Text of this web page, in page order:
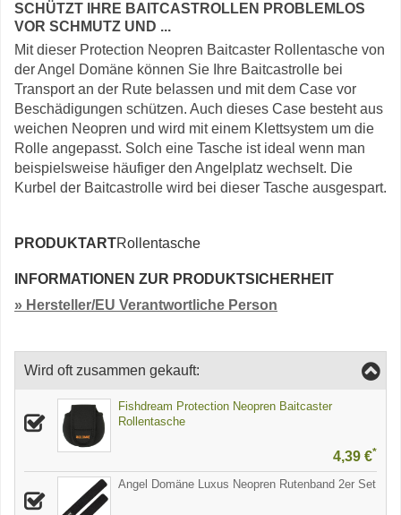
SCHÜTZT IHRE BAITCASTROLLEN PROBLEMLOS
VOR SCHMUTZ UND ...
Mit dieser Protection Neopren Baitcaster Rollentasche von
der Angel Domäne können Sie Ihre Baitcastrolle bei
Transport an der Rute belassen und mit dem Case vor
Beschädigungen schützen. Auch dieses Case besteht aus
weichen Neopren und wird mit einem Klettsystem um die
Rolle angepasst. Solch eine Tasche ist ideal wenn man
beispielsweise häufiger den Angelplatz wechselt. Die
Kurbel der Baitcastrolle wird bei dieser Tasche ausgespart.
PRODUKTARTRollentasche
INFORMATIONEN ZUR PRODUKTSICHERHEIT
» Hersteller/EU Verantwortliche Person
Wird oft zusammen gekauft:
Fishdream Protection Neopren Baitcaster
Rollentasche
4,39 €*
Angel Domäne Luxus Neopren Rutenband 2er Set